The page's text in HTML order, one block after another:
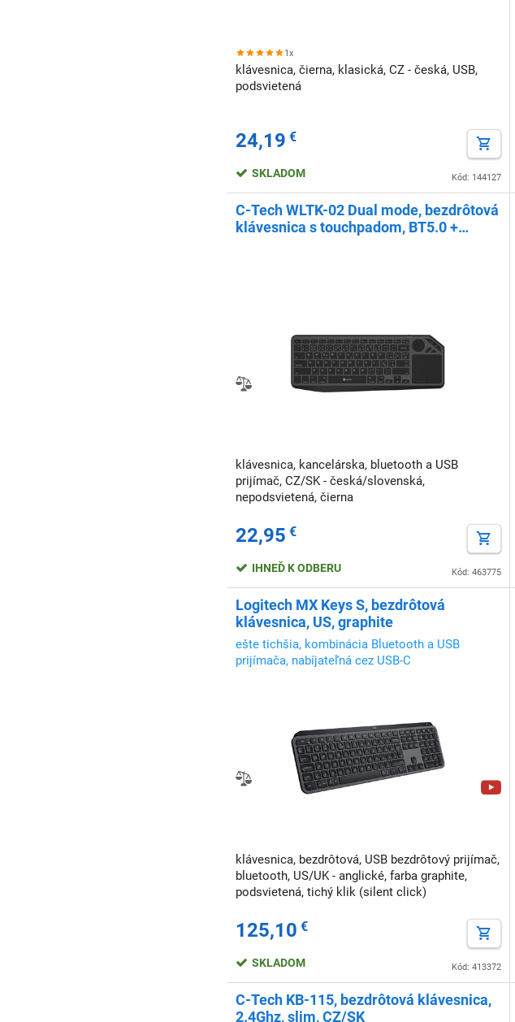
1x
klávesnica, čierna, klasická, CZ - česká, USB,
podsvietená
24,19 €
Kód: 144127
SKLADOM
C-Tech WLTK-02 Dual mode, bezdrôtová
klávesnica s touchpadom, BT5.0 +
klávesnica, kancelárska, bluetooth a USB
prijímač, CZ/SK - česká/slovenská,
nepodsvietená, čierna
22,95 €
Kód: 463775
IHNEĎ K ODBERU
Logitech MX Keys S, bezdrôtová
klávesnica, US, graphite
ešte tichšia, kombinácia Bluetooth a USB
prijímača, nabíjateľná cez USB-C
klávesnica, bezdrôtová, USB bezdrôtový prijímač,
bluetooth, US/UK - anglické, farba graphite,
podsvietená, tichý klik (silent click)
125,10 €
Kód: 413372
SKLADOM
C-Tech KB-115, bezdrôtová klávesnica,
2.4Ghz, slim, CZ/SK